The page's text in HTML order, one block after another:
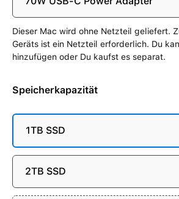
Dieser Mac wird ohne Netzteil geliefert.
Geräts ist ein Netzteil erforderlich. Du
hinzufügen oder Du kaufst es separat.
Speicherkapazität
1TB SSD
2TB SSD